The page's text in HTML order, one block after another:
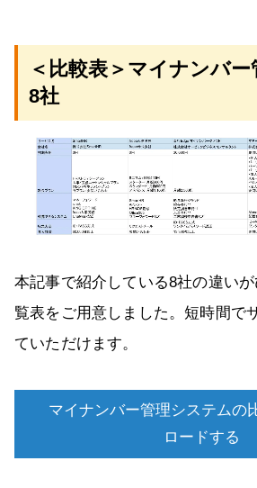
＜比較表＞マイナンバ
8社
本記事で紹介している8社の違い
覧表をご用意しました。短時間で
ていただけます。
マイナンバー管理システムの
ロードする